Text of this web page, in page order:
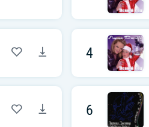
4
6